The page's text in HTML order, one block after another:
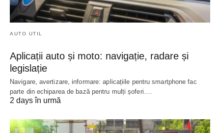
AUTO UTIL
Aplicații auto și moto: navigație, radare și
legislație
Navigare, avertizare, informare: aplicațiile pentru smartphone fac
parte din echiparea de bază pentru mulți șoferi.…
2 days în urmă